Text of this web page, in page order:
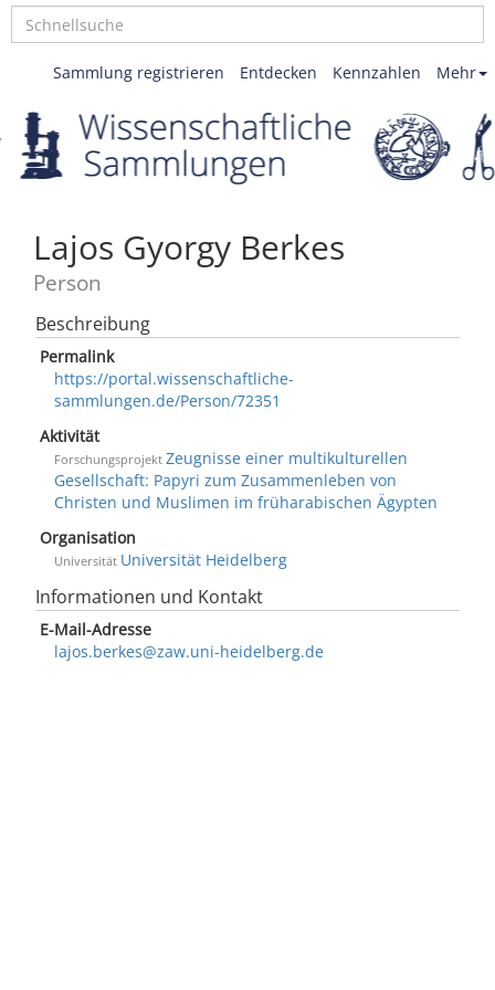
Mehr
Kennzahlen
Entdecken
Sammlung registrieren
Lajos Gyorgy Berkes
Person
Beschreibung
Permalink
https://portal.wissenschaftliche-
sammlungen.de/Person/72351
Aktivität
Forschungsprojekt Zeugnisse einer multikulturellen
Gesellschaft: Papyri zum Zusammenleben von
Christen und Muslimen im früharabischen Ägypten
Organisation
Universität Universität Heidelberg
Informationen und Kontakt
E-Mail-Adresse
lajos.berkes@zaw.uni-heidelberg.de